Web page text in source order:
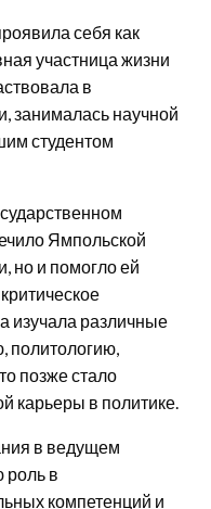
себя как
участница жизни
в
занималась научной
студентом
Ямпольской
но и помогло ей
изучала различные
политологию,
позже стало
карьеры в политике.
в ведущем
роль в
компетенций и